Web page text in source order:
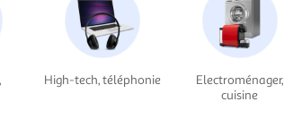
High-tech, téléphonie
Electroménager,
cuisine